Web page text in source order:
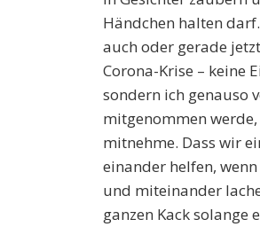
Händchen halten
auch oder gerade
Corona-Krise – keine
sondern ich genauso
mitgenommen
mitnehme. Dass wir
einander helfen,
und miteinander
ganzen Kack solange